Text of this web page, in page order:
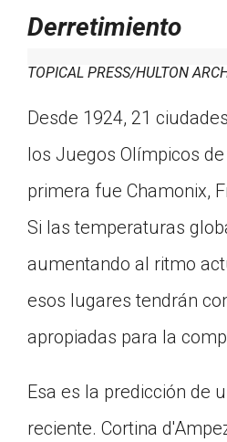
Derretimiento
TOPICAL PRESS/HULTON
Desde 1924, 21
los Juegos Olímpicos
primera fue Chamonix,
Si las temperaturas
aumentando al ritmo
esos lugares tendrán
apropiadas para la
Esa es la predicción de
reciente. Cortina